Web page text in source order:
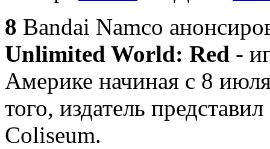
8 Bandai Namco
Unlimited World: Red -
Америке начиная с 8
того, издатель
Coliseum.